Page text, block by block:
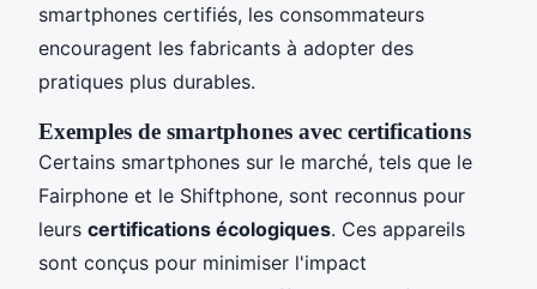
smartphones certifiés, les consommateurs
encouragent les fabricants à adopter des
pratiques plus durables.
Exemples de smartphones avec certifications
Certains smartphones sur le marché, tels que le
Fairphone et le Shiftphone, sont reconnus pour
leurs certifications écologiques. Ces appareils
sont conçus pour minimiser l'impact